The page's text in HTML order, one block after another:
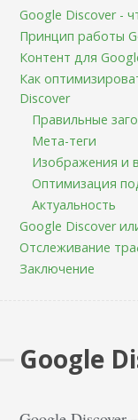
Google Discover -
Принцип работы
Контент для
Как
Discover
Правильные
Мета-теги
Изображения и
Оптимизация
Актуальность
Google Discover
Отслеживание
Заключение
Google